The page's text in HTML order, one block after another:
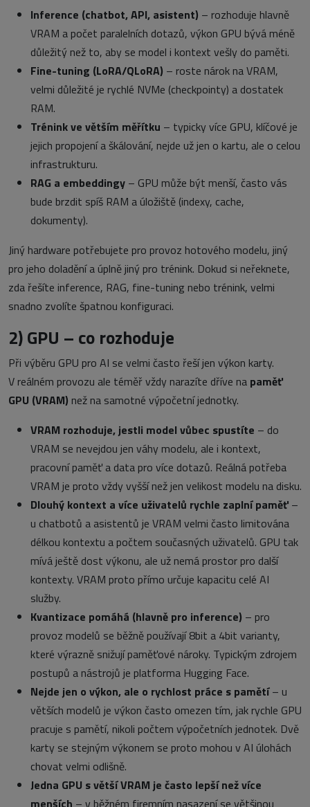
Inference (chatbot, API, asistent) – rozhoduje hlavně
VRAM a počet paralelních dotazů, výkon GPU bývá méně
důležitý než to, aby se model i kontext vešly do paměti.
Fine-tuning (LoRA/QLoRA) – roste nárok na VRAM,
velmi důležité je rychlé NVMe (checkpointy) a dostatek
RAM.
Trénink ve větším měřítku – typicky více GPU, klíčové je
jejich propojení a škálování, nejde už jen o kartu, ale o celou
infrastrukturu.
RAG a embeddingy – GPU může být menší, často vás
bude brzdit spíš RAM a úložiště (indexy, cache,
dokumenty).
Jiný hardware potřebujete pro provoz hotového modelu, jiný
pro jeho doladění a úplně jiný pro trénink. Dokud si neřeknete,
zda řešíte inference, RAG, fine-tuning nebo trénink, velmi
snadno zvolíte špatnou konfiguraci.
2)GPU – co rozhoduje
Při výběru GPU pro AI se velmi často řeší jen výkon karty.
V reálném provozu ale téměř vždy narazíte dříve na paměť
GPU (VRAM) než na samotné výpočetní jednotky.
VRAM rozhoduje, jestli model vůbec spustíte – do
VRAM se nevejdou jen váhy modelu, ale i kontext,
pracovní paměť a data pro více dotazů. Reálná potřeba
VRAM je proto vždy vyšší než jen velikost modelu na disku.
Dlouhý kontext a více uživatelů rychle zaplní paměť –
u chatbotů a asistentů je VRAM velmi často limitována
délkou kontextu a počtem současných uživatelů. GPU tak
mívá ještě dost výkonu, ale už nemá prostor pro další
kontexty. VRAM proto přímo určuje kapacitu celé AI
služby.
Kvantizace pomáhá (hlavně pro inference) – pro
provoz modelů se běžně používají 8bit a 4bit varianty,
které výrazně snižují paměťové nároky. Typickým zdrojem
postupů a nástrojů je platforma Hugging Face.
Nejde jen o výkon, ale o rychlost práce s pamětí– u
větších modelů je výkon často omezen tím, jak rychle GPU
pracuje s pamětí, nikoli počtem výpočetních jednotek. Dvě
karty se stejným výkonem se proto mohou v AI úlohách
chovat velmi odlišně.
Jedna GPU s větší VRAM je často lepší než více
menších – v běžném firemním nasazení se většinou